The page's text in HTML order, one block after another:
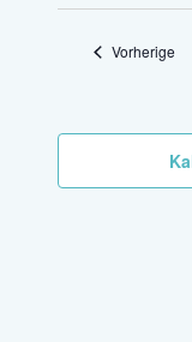
auswählen.
Vorherige